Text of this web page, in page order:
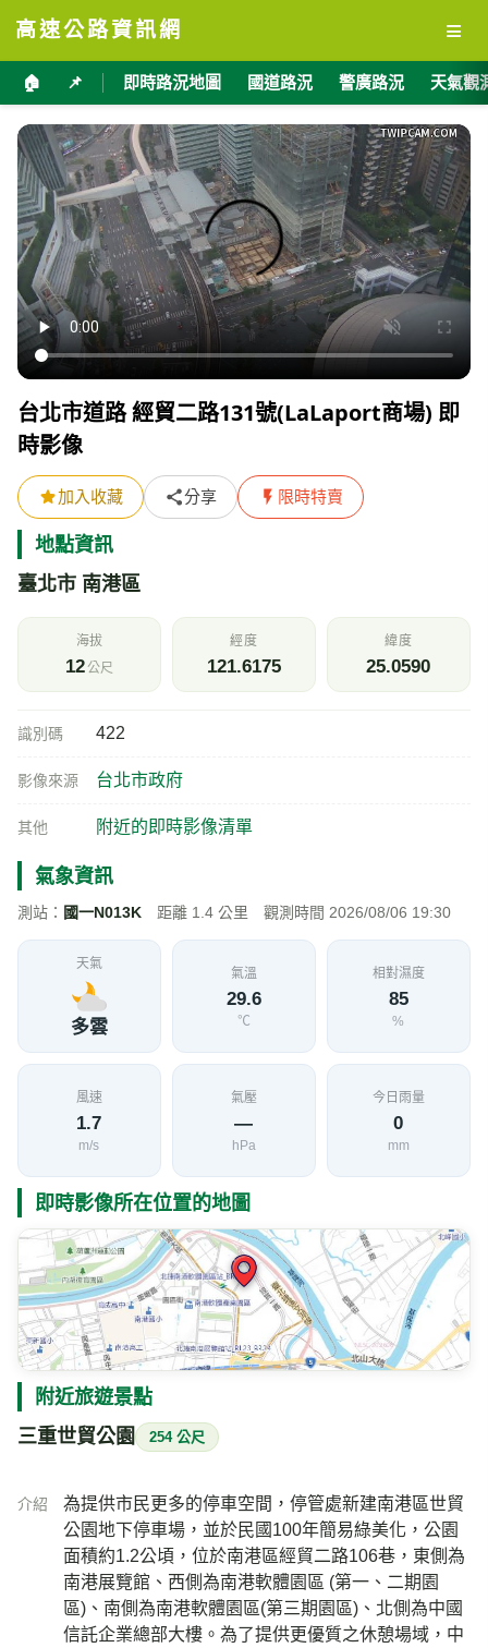
高速公路資訊網 ≡
🏠 📌 即時路況地圖 國道路況 警廣路況 天氣觀
台北市道路 經貿二路131號(LaLaport商場) 即
時影像
加入收藏 分享 限時特賣
地點資訊
臺北市 南港區
海拔
12公尺
經度
121.6175
緯度
25.0590
識別碼 422
影像來源 台北市政府
其他 附近的即時影像清單
氣象資訊
測站： 國一N013K 距離 1.4 公里 觀測時間 2026/08/06 19:30
天氣
多雲
氣溫
29.6
℃
相對濕度
85
%
風速
1.7
m/s
氣壓
—
hPa
今日雨量
0
mm
即時影像所在位置的地圖
附近旅遊景點
三重世貿公園 254 公尺
介紹
為提供市民更多的停車空間，停管處新建南港區世貿
公園地下停車場，並於民國100年簡易綠美化，公園
面積約1.2公頃，位於南港區經貿二路106巷，東側為
南港展覽館、西側為南港軟體園區 (第一、二期園
區)、南側為南港軟體園區(第三期園區)、北側為中國
信託企業總部大樓。為了提供更優質之休憩場域，中